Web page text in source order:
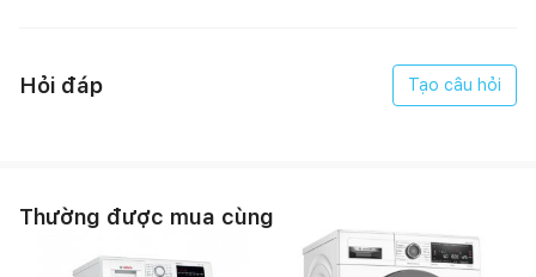
Mức sấy khô: Có
Ưa thích: Có
Sấy khô thời gian: Có
Wi-Fi: Có
Hỏi đáp Tạo câu hỏi
Thường được mua cùng